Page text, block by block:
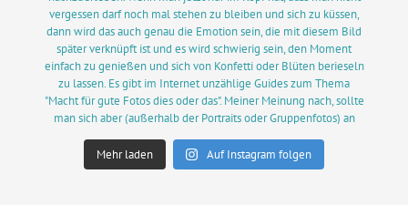
Mehr laden Auf Instagram folgen